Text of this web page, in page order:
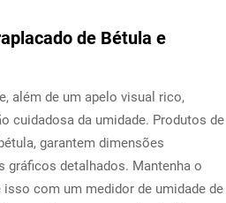
de Bétula e
além de um apelo visual rico,
cuidadosa da umidade. Produtos de
garantem dimensões
gráficos detalhados. Mantenha o
com um medidor de umidade de